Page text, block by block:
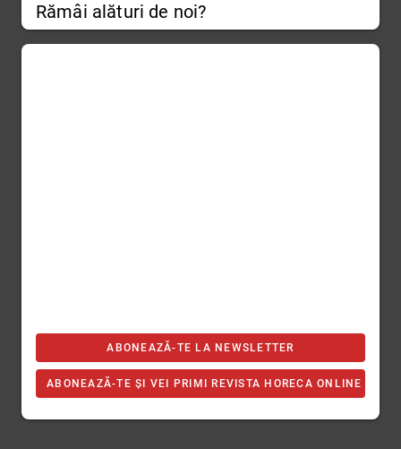
Rămâi alături de noi?
ABONEAZĂ-TE LA NEWSLETTER
ABONEAZĂ-TE ȘI VEI PRIMI REVISTA HORECA ONLINE